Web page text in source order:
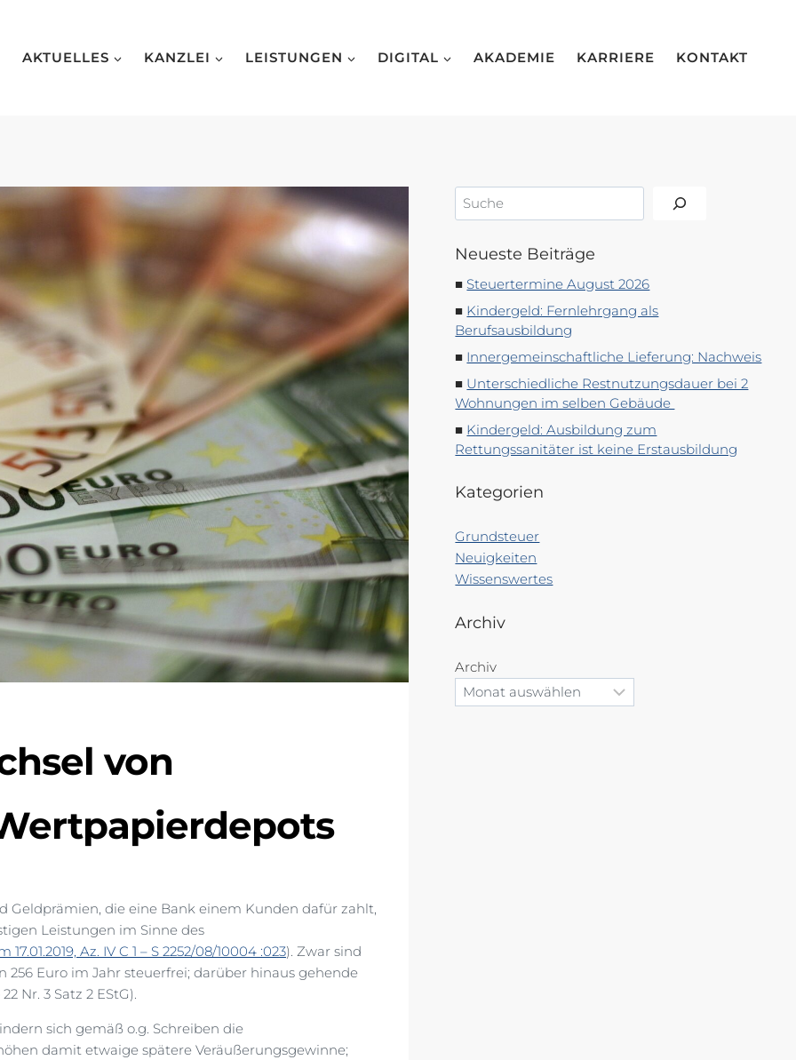
AKTUELLES KANZLEI LEISTUNGEN DIGITAL AKADEMIE KARRIERE KONTAKT
von
Geldprämien, die eine Bank einem Kunden dafür zahlt,
Leistungen im Sinne des
Az. IV C 1 – S 2252/08/10004 :023). Zwar sind
Euro im Jahr steuerfrei; darüber hinaus gehende
Nr. 3 Satz 2 EStG).
sich gemäß o.g. Schreiben die
damit etwaige spätere Veräußerungsgewinne;
Suchen
Neueste Beiträge
Steuertermine August 2026
Kindergeld: Fernlehrgang als
Berufsausbildung
Innergemeinschaftliche Lieferung: Nachweis
Unterschiedliche Restnutzungsdauer bei 2
Wohnungen im selben Gebäude
Kindergeld: Ausbildung zum
Rettungssanitäter ist keine Erstausbildung
Kategorien
Grundsteuer
Neuigkeiten
Wissenswertes
Archiv
Archiv